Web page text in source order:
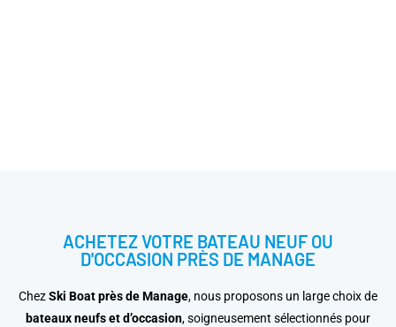
ACHETEZ VOTRE BATEAU NEUF OU
D'OCCASION PRÈS DE MANAGE
ChezSki Boat près de Manage, nous proposons un large choix de
bateaux neufs et d’occasion, soigneusement sélectionnés pour